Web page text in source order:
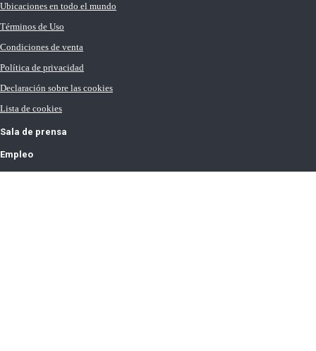
Ubicaciones en todo el mundo
Términos de Uso
Condiciones de venta
Política de privacidad
Declaración sobre las cookies
Lista de cookies
Sala de prensa
Empleo